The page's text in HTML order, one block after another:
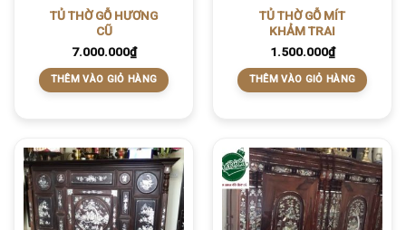
TỦ THỜ GỖ HƯƠNG
CŨ
7.000.000₫
THÊM VÀO GIỎ HÀNG
TỦ THỜ GỖ MÍT
KHẢM TRAI
1.500.000₫
THÊM VÀO GIỎ HÀNG